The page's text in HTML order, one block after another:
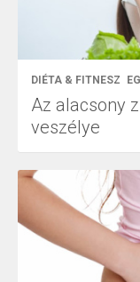
DIÉTA & FITNESZ
Az alacsony
veszélye